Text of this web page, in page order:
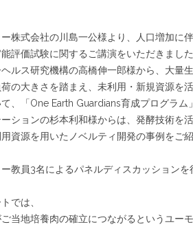
株式会社の川島一公様より、人口増加に
評価試験に関するご講演をいただきました
ルス研究機構の高橋伸一郎様から、大量
の大きさを踏まえ、未利用・新規資源を
、「One Earth Guardians育成プログラム
ションの杉本利和様からは、発酵技術を
資源を用いたノベルティ開発の事例をご
教員3名によるパネルディスカッション
では、
当地培養肉の確立につながるというユー